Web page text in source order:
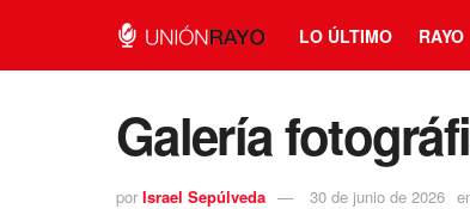
LO ÚLTIMO RAYO
Galería
por Israel Sepúlveda 30 de junio de 2026